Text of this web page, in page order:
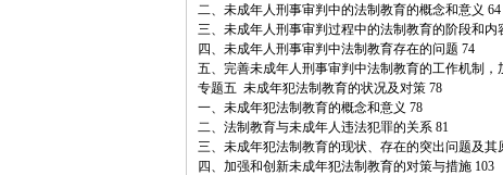
二、未成年人刑事审判中的法制教育的概念和意义 64
三、未成年人刑事审判过程中的法制教育的阶段和内
四、未成年人刑事审判中法制教育存在的问题 74
五、完善未成年人刑事审判中法制教育的工作机制，
专题五 未成年犯法制教育的状况及对策 78
一、未成年犯法制教育的概念和意义 78
二、法制教育与未成年人违法犯罪的关系 81
三、未成年犯法制教育的现状、存在的突出问题及其
四、加强和创新未成年犯法制教育的对策与措施 103